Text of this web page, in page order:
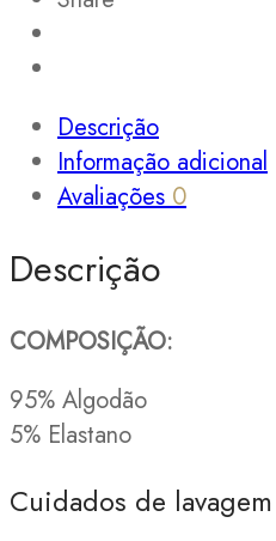
Descrição
Informação adicional
Avaliações 0
Descrição
COMPOSIÇÃO:
95% Algodão
5% Elastano
Cuidados de lavagem